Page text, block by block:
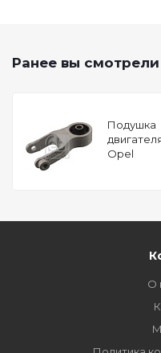
Ранее вы смотрели
Подушкa
Opel
О